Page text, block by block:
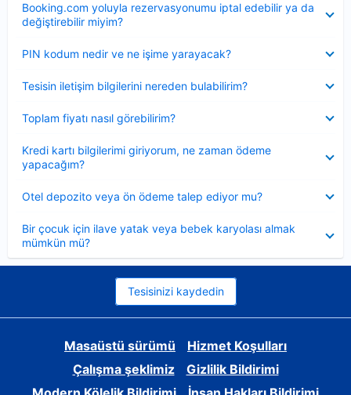
Booking.com yoluyla rezervasyonumu iptal edebilir ya da
değiştirebilir miyim?
PIN kodum nedir ve ne işime yarayacak?
Tesisin iletişim bilgilerini nereden bulabilirim?
Toplam fiyatı nasıl görebilirim?
Kredi kartı bilgilerimi giriyorum, ne zaman ödeme
yapacağım?
Otel depozito veya ön ödeme talep ediyor mu?
Bir çocuk için ilave yatak veya bebek karyolası almak
mümkün mü?
Tesisinizi kaydedin
Masaüstü sürümü
Hizmet Koşulları
Çalışma şeklimiz
Gizlilik Bildirimi